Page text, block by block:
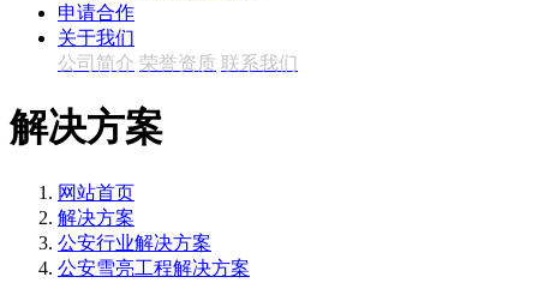
申请合作
关于我们
公司简介 荣誉资质 联系我们
解决方案
网站首页
解决方案
公安行业解决方案
公安雪亮工程解决方案